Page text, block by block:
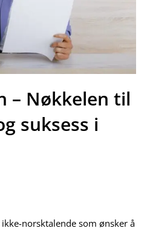
– Nøkkelen til
suksess i
norsktalende som ønsker å